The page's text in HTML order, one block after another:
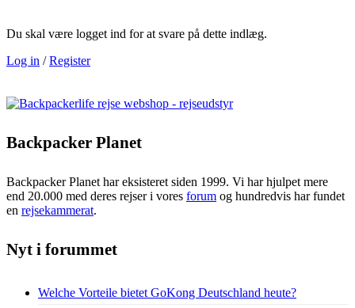
Du skal være logget ind for at svare på dette indlæg.
Log in /Register
Backpacker Planet
Backpacker Planet har eksisteret siden 1999. Vi har hjulpet mere
end 20.000 med deres rejser i vores forum og hundredvis har fundet
en rejsekammerat.
Nyt i forummet
Welche Vorteile bietet GoKong Deutschland heute?